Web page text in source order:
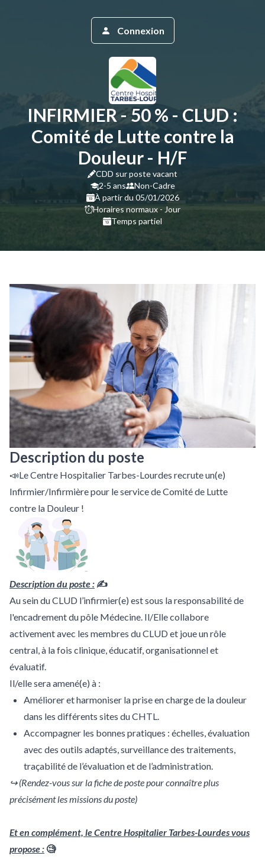
INFIRMIER - 50 % - CLUD :
Comité de Lutte contre la
Douleur - H/F
CDD sur poste vacant
2-5 ans
Non-Cadre
À partir du 05/01/2026
Horaires normaux - Jour
Temps partiel
Connexion
Description du poste
📣Le Centre Hospitalier Tarbes-Lourdes recrute un(e)
Infirmier/Infirmière pour le service de Comité de Lutte
contre la Douleur !
Description du poste : ✍
Au sein du CLUD l’infirmier(e) est sous la responsabilité de
l'encadrement du pôle Médecine. Il/Elle collabore
activement avec les membres du CLUD et joue un rôle
central, à la fois clinique, éducatif, organisationnel et
évaluatif.
Il/elle sera amené(e) à :
Améliorer et harmoniser la prise en charge de la douleur
dans les différents sites du CHTL.
Accompagner les bonnes pratiques : échelles, évaluation
avec des outils adaptés, surveillance des traitements,
traçabilité de l’évaluation et de l’administration.
↪ (Rendez-vous sur la fiche de poste pour connaître plus
précisément les missions du poste)
Et en complément, le Centre Hospitalier Tarbes-Lourdes vous
propose : 🧐